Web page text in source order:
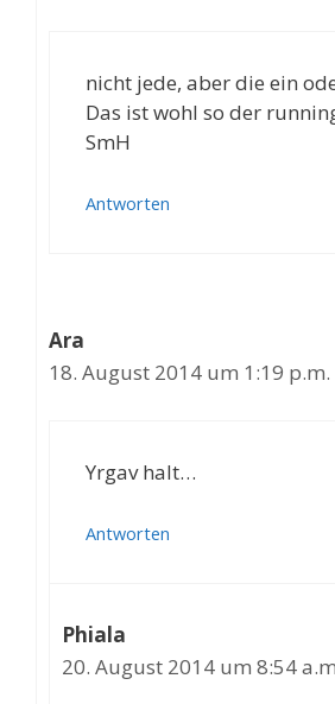
nicht jede, aber die ein
Das ist wohl so der
SmH
Antworten
Ara
18. August 2014 um 1:19
Yrgav halt…
Antworten
Phiala
20. August 2014 um 8:54